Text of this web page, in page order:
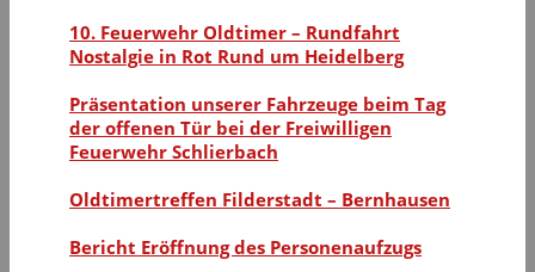
10. Feuerwehr Oldtimer – Rundfahrt
Nostalgie in Rot Rund um Heidelberg
Präsentation unserer Fahrzeuge beim Tag
der offenen Tür bei der Freiwilligen
Feuerwehr Schlierbach
Oldtimertreffen Filderstadt – Bernhausen
Bericht Eröffnung des Personenaufzugs